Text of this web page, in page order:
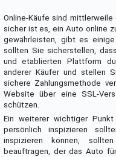
Online-Käufe sind
sicher ist es, ein Auto online
gewährleisten, gibt es
sollten Sie sicherstellen,
und etablierten Plattform
anderer Käufer und stellen
sichere Zahlungsmethode
Website über eine SSL-
schützen.
Ein weiterer wichtiger
persönlich inspizieren
inspizieren können,
beauftragen, der das Auto